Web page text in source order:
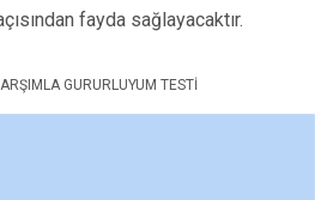
fayda sağlayacaktır.
GURURLUYUM TESTI